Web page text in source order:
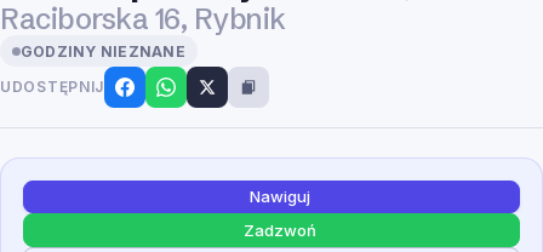
Raciborska 16, Rybnik
GODZINY NIEZNANE
UDOSTĘPNIJ
Nawiguj
Zadzwoń